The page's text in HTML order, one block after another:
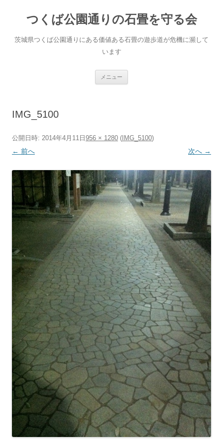
へ
ス
つくば公園通りの石畳を守る会
茨城県つくば公園通りにある価値ある石畳の遊歩道が危機に瀕して
います
メニュー
IMG_5100
公開日時: 2014年4月11日 956 × 1280 ( IMG_5100)
← 前へ 次へ →